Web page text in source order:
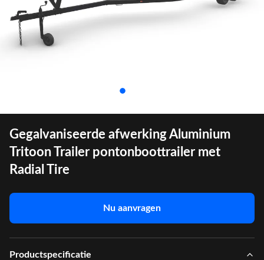
Gegalvaniseerde afwerking Aluminium
Tritoon Trailer pontonboottrailer met
Radial Tire
Nu aanvragen
Productspecificatie